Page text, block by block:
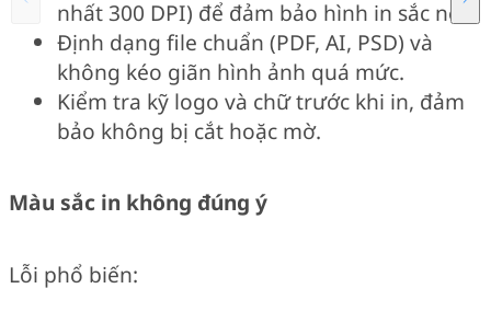
nhất 300 DPI) để đảm bảo hình in sắc nét.
Định dạng file chuẩn (PDF, AI, PSD) và
không kéo giãn hình ảnh quá mức.
Kiểm tra kỹ logo và chữ trước khi in, đảm
bảo không bị cắt hoặc mờ.
Màu sắc in không đúng ý
Lỗi phổ biến: